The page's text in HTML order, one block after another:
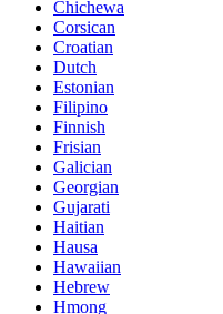
Chichewa
Corsican
Croatian
Dutch
Estonian
Filipino
Finnish
Frisian
Galician
Georgian
Gujarati
Haitian
Hausa
Hawaiian
Hebrew
Hmong